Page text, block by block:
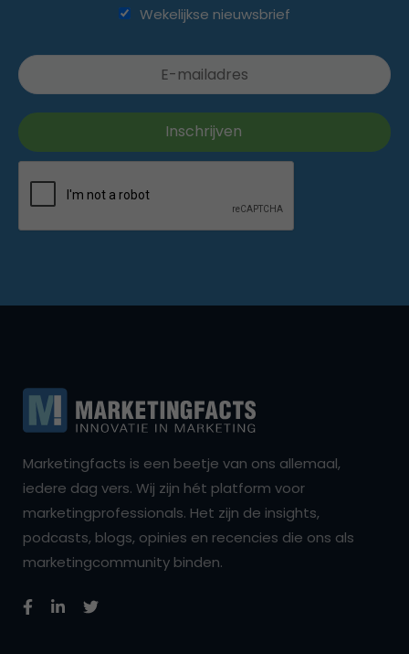
Wekelijkse nieuwsbrief
Marketingfacts is een beetje van ons allemaal,
iedere dag vers. Wij zijn hét platform voor
marketingprofessionals. Het zijn de insights,
podcasts, blogs, opinies en recencies die ons als
marketingcommunity binden.